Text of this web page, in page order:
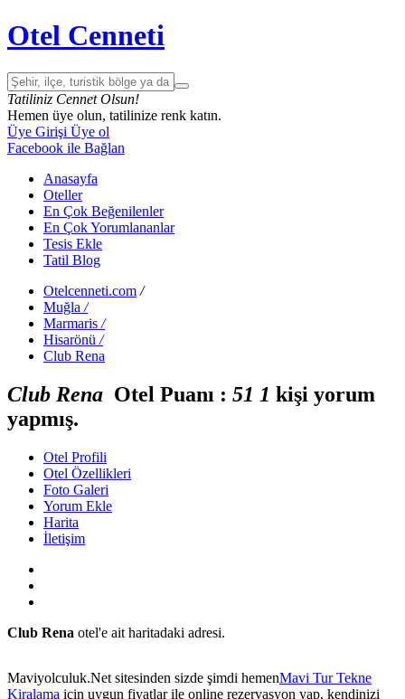
Otel Cenneti
Tatiliniz Cennet Olsun!
Hemen üye olun, tatilinize renk katın.
Üye Girişi Üye ol
Facebook ile Bağlan
Anasayfa
Oteller
En Çok Beğenilenler
En Çok Yorumlananlar
Tesis Ekle
Tatil Blog
Otelcenneti.com /
Muğla /
Marmaris /
Hisarönü /
Club Rena
Club Rena Otel Puanı : 51 1 kişi yorum
yapmış.
Otel Profili
Otel Özellikleri
Foto Galeri
Yorum Ekle
Harita
İletişim
Club Rena otel'e ait haritadaki adresi.
Maviyolculuk.Net sitesinden sizde şimdi hemenMavi Tur Tekne
Kiralama için uygun fiyatlar ile online rezervasyon yap, kendinizi